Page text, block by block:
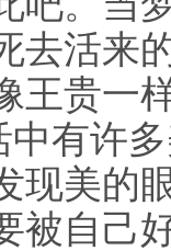
去活来
王贵一
中有许
现美的
被自己